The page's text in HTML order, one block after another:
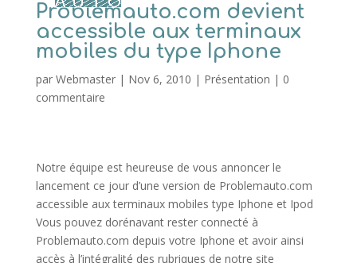
Problemauto.com devient
accessible aux terminaux
mobiles du type Iphone
par Webmaster| Nov 6, 2010 | Présentation | 0
commentaire
Notre équipe est heureuse de vous annoncer le
lancement ce jour d’une version de Problemauto.com
accessible aux terminaux mobiles type Iphone et Ipod
Vous pouvez dorénavant rester connecté à
Problemauto.com depuis votre Iphone et avoir ainsi
accès à l’intégralité des rubriques de notre site